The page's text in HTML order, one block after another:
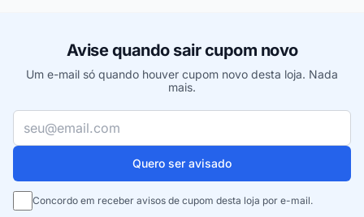
Avise quando sair cupom novo
Um e-mail só quando houver cupom novo desta loja. Nada
mais.
Quero ser avisado
Concordo em receber avisos de cupom desta loja por e-mail.